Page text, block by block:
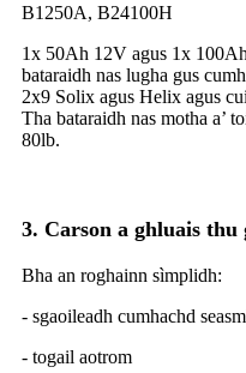
B1250A, B24100H
1x 50Ah 12V agus 1x
bataraidh nas lugha gus
2x9 Solix agus Helix agus
Tha bataraidh nas motha a’
80lb.
3. Carson a ghluais
Bha an roghainn sìmplidh:
- sgaoileadh cumhachd
- togail aotrom